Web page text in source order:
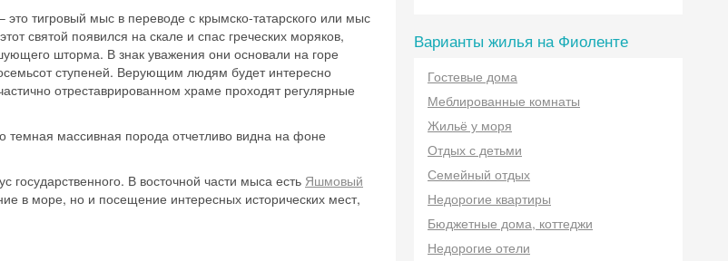
это тигровый мыс в переводе с крымско-татарского или мыс
святой появился на скале и спас греческих моряков,
шторма. В знак уважения они основали на горе
ступеней. Верующим людям будет интересно
отреставрированном храме проходят регулярные
темная массивная порода отчетливо видна на фоне
В восточной части мыса есть Яшмовый
в море, но и посещение интересных исторических мест,
Варианты жилья на Фиоленте
Гостевые дома
Меблированные комнаты
Жильё у моря
Отдых с детьми
Семейный отдых
Недорогие квартиры
Бюджетные дома, коттеджи
Недорогие отели